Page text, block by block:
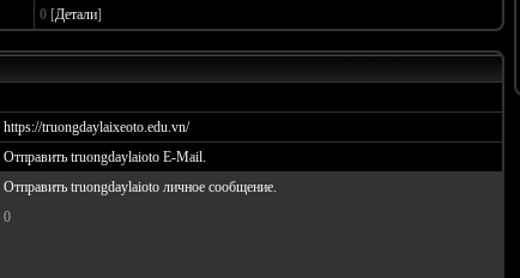
0 [Детали]
https://truongdaylaixeoto.edu.vn/
Отправить truongdaylaioto E-Mail.
Отправить truongdaylaioto личное сообщение.
0